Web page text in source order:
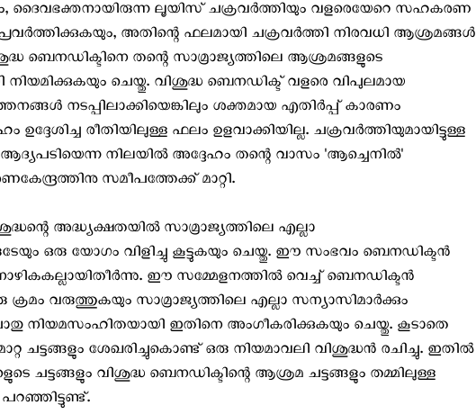
ദൈവഭക്തനായിരുന്ന ലൂയിസ് ചക്രവര്‍ത്തിയും വളരെയേറെ സഹകരണ
അതിന്റെ ഫലമായി ചക്രവര്‍ത്തി നിരവധി ആശ്രമങ്ങള്‍
ബെനഡിക്ടിനെ തന്റെ സാമ്രാജ്യത്തിലെ ആശ്രമങ്ങളുടെ
നിയമിക്കുകയും ചെയ്തു. വിശുദ്ധ ബെനഡിക്ട് വളരെ വിപുലമായ
നടപ്പിലാക്കിയെങ്കിലും ശക്തമായ എതിര്‍പ്പ് കാരണം
രീതിയിലുള്ള ഫലം ഉളവാക്കിയില്ല. ചക്രവര്‍ത്തിയുമായിട്ടുള്ള
നിലയില്‍ അദ്ദേഹം തന്റെ വാസം 'ആച്ചെനില്‍'
സമീപത്തേക്ക് മാറ്റി.
അദ്ധ്യക്ഷതയില്‍ സാമ്രാജ്യത്തിലെ എല്ലാ
ഒരു യോഗം വിളിച്ചു കൂട്ടുകയും ചെയ്തു. ഈ സംഭവം ബെനഡിക്ടന്‍
ഈ സമ്മേളനത്തില്‍ വെച്ച് ബെനഡിക്ടന്‍
ക്രമം വരുത്തുകയും സാമ്രാജ്യത്തിലെ എല്ലാ സന്യാസിമാര്‍ക്കും
നിയമസംഹിതയായി ഇതിനെ അംഗീകരിക്കുകയും ചെയ്തു. കൂടാതെ
ചട്ടങ്ങളും ശേഖരിച്ചുകൊണ്ട് ഒരു നിയമാവലി വിശുദ്ധന്‍ രചിച്ചു. ഇതില്‍
ചട്ടങ്ങളും വിശുദ്ധ ബെനഡിക്ടിന്റെ ആശ്രമ ചട്ടങ്ങളും തമ്മിലുള്ള